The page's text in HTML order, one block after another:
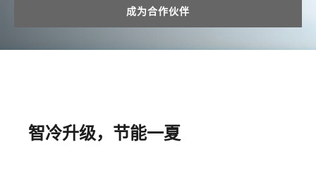
成为合作伙伴
智冷升级，节能一夏